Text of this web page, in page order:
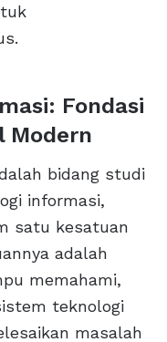
Fondasi
Modern
bidang studi
informasi,
satu kesatuan
adalah
memahami,
teknologi
masalah